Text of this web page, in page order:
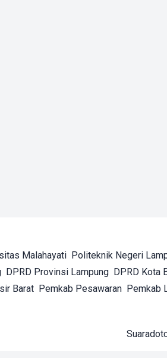
Malahayati Politeknik Negeri
DPRD Provinsi Lampung DPRD Kota
Barat Pemkab Pesawaran Pemkab